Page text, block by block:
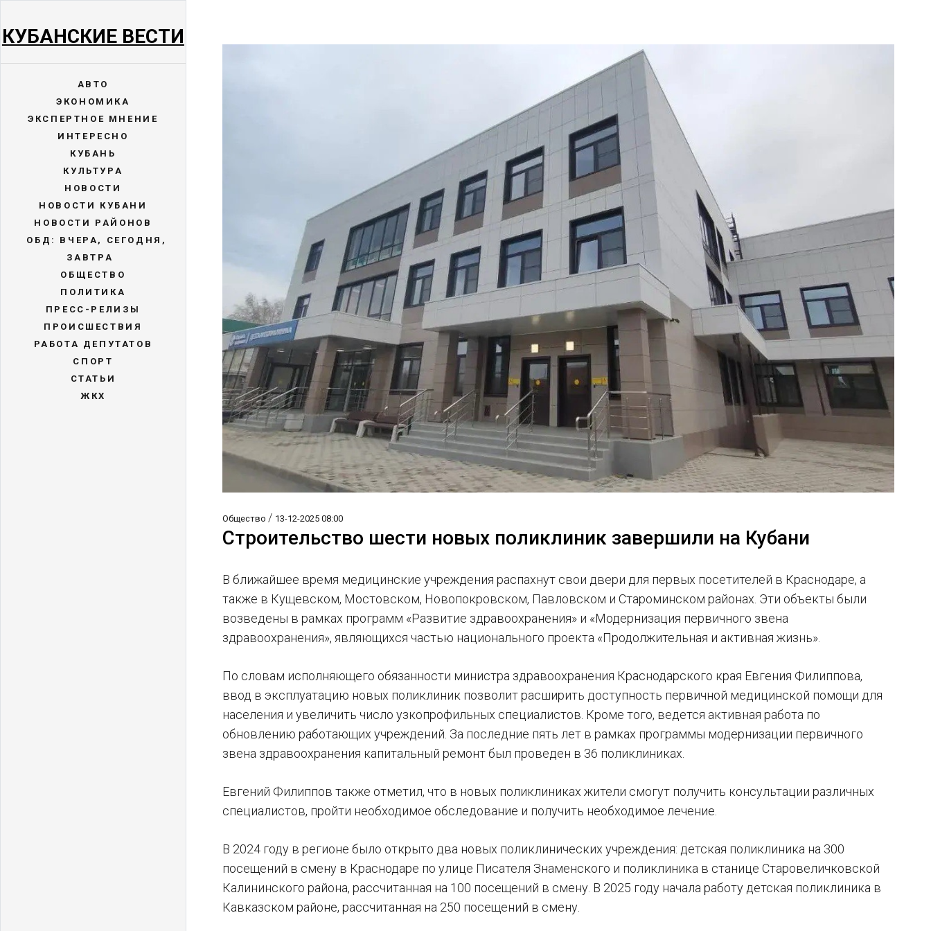
КУБАНСКИЕ ВЕСТИ
АВТО
ЭКОНОМИКА
ЭКСПЕРТНОЕ МНЕНИЕ
ИНТЕРЕСНО
КУБАНЬ
КУЛЬТУРА
НОВОСТИ
НОВОСТИ КУБАНИ
НОВОСТИ РАЙОНОВ
ОБД: ВЧЕРА, СЕГОДНЯ,
ЗАВТРА
ОБЩЕСТВО
ПОЛИТИКА
ПРЕСС-РЕЛИЗЫ
ПРОИСШЕСТВИЯ
РАБОТА ДЕПУТАТОВ
СПОРТ
СТАТЬИ
ЖКХ
Общество / 13-12-2025 08:00
Строительство шести новых поликлиник завершили на Кубани
В ближайшее время медицинские учреждения распахнут свои двери для первых посетителей в Краснодаре, а
также в Кущевском, Мостовском, Новопокровском, Павловском и Староминском районах. Эти объекты были
возведены в рамках программ «Развитие здравоохранения» и «Модернизация первичного звена
здравоохранения», являющихся частью национального проекта «Продолжительная и активная жизнь».
По словам исполняющего обязанности министра здравоохранения Краснодарского края Евгения Филиппова,
ввод в эксплуатацию новых поликлиник позволит расширить доступность первичной медицинской помощи для
населения и увеличить число узкопрофильных специалистов. Кроме того, ведется активная работа по
обновлению работающих учреждений. За последние пять лет в рамках программы модернизации первичного
звена здравоохранения капитальный ремонт был проведен в 36 поликлиниках.
Евгений Филиппов также отметил, что в новых поликлиниках жители смогут получить консультации различных
специалистов, пройти необходимое обследование и получить необходимое лечение.
В 2024 году в регионе было открыто два новых поликлинических учреждения: детская поликлиника на 300
посещений в смену в Краснодаре по улице Писателя Знаменского и поликлиника в станице Старовеличковской
Калининского района, рассчитанная на 100 посещений в смену. В 2025 году начала работу детская поликлиника в
Кавказском районе, рассчитанная на 250 посещений в смену.